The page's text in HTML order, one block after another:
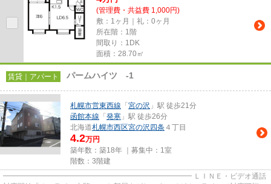
(管理費・共益費 1,000円)
敷：1ヶ月｜礼：0ヶ月
所在階：1階
間取り：1DK
面積：28.70㎡
賃貸｜アパート パームハイツ -1
札幌市営東西線 「 宮の沢 」駅 徒歩21分
函館本線 「 発寒 」駅 徒歩26分
北海道札幌市西区宮の沢四条 ４丁目
4.2万円
築年数：築18年 ｜募集中： 1室
階数：3階建
━━━━━━━━━━━━━━━━━━━━━━━━━━ ＬＩＮＥ・ビデオ通話